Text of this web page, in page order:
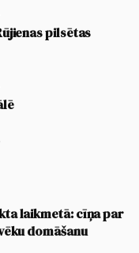
pilsētas
laikmetā: cīņa par
domāšanu